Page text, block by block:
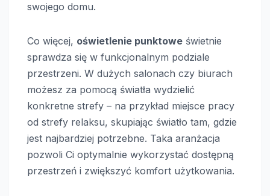
swojego domu.
Co więcej, oświetlenie punktowe świetnie
sprawdza się w funkcjonalnym podziale
przestrzeni. W dużych salonach czy biurach
możesz za pomocą światła wydzielić
konkretne strefy – na przykład miejsce pracy
od strefy relaksu, skupiając światło tam, gdzie
jest najbardziej potrzebne. Taka aranżacja
pozwoli Ci optymalnie wykorzystać dostępną
przestrzeń i zwiększyć komfort użytkowania.